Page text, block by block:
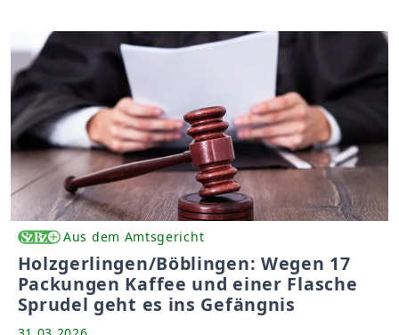
Aus dem Amtsgericht
Holzgerlingen/Böblingen: Wegen 17
Packungen Kaffee und einer Flasche
Sprudel geht es ins Gefängnis